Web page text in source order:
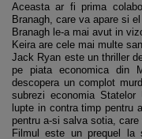
Aceasta ar fi prima
Branagh, care va apare si
Branagh le-a mai avut in
Keira are cele mai multe
Jack Ryan este un thriller
pe piata economica din
descopera un complot
subrezi economia
lupte in contra timp pentru
pentru a-si salva sotia,
Filmul este un prequel